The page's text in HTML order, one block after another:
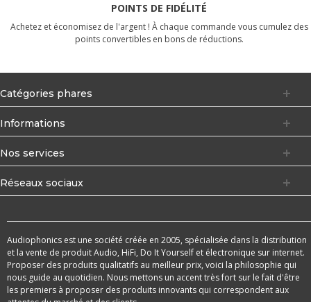
POINTS DE FIDÉLITÉ
Achetez et économisez de l'argent ! À chaque commande vous cumulez des
points convertibles en bons de réductions.
Catégories phares
Informations
Nos services
Réseaux sociaux
Audiophonics est une société créée en 2005, spécialisée dans la distribution
et la vente de produit Audio, HiFi, Do It Yourself et électronique sur internet.
Proposer des produits qualitatifs au meilleur prix, voici la philosophie qui
nous guide au quotidien. Nous mettons un accent très fort sur le fait d'être
les premiers à proposer des produits innovants qui correspondent aux